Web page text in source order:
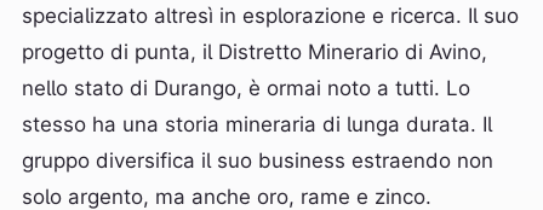
specializzato altresì in esplorazione e ricerca. Il suo
progetto di punta, il Distretto Minerario di Avino,
nello stato di Durango, è ormai noto a tutti. Lo
stesso ha una storia mineraria di lunga durata. Il
gruppo diversifica il suo business estraendo non
solo argento, ma anche oro, rame e zinco.